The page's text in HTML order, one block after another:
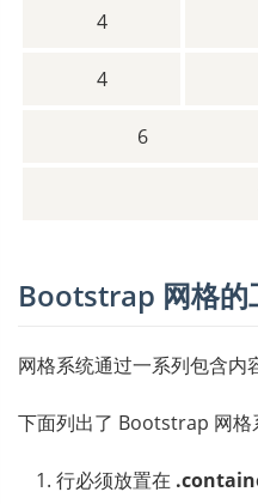
4
4
6
Bootstrap 网格的
网格系统通过一系列包含内
下面列出了 Bootstrap 网格
行必须放置在